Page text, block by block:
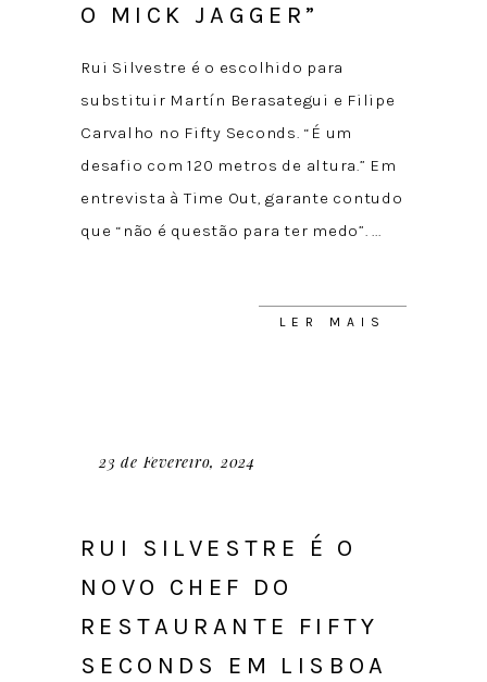
O MICK JAGGER”
Rui Silvestre é o escolhido para
substituir Martín Berasategui e Filipe
Carvalho no Fifty Seconds. “É um
desafio com 120 metros de altura.” Em
entrevista à Time Out, garante contudo
que “não é questão para ter medo”.
LER MAIS
23 de Fevereiro, 2024
RUI SILVESTRE É O
NOVO CHEF DO
RESTAURANTE FIFTY
SECONDS EM LISBOA